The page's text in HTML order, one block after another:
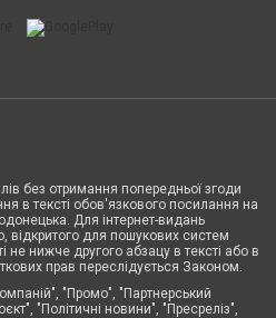
без отримання попередньої згоди
в тексті обов'язкового посилання на
Для інтернет-видань
відкритого для пошукових систем
не нижче другого абзацу в тексті або в
прав переслідується Законом.
"Промо", "Партнерський
"Політичні новини", "Пресреліз",